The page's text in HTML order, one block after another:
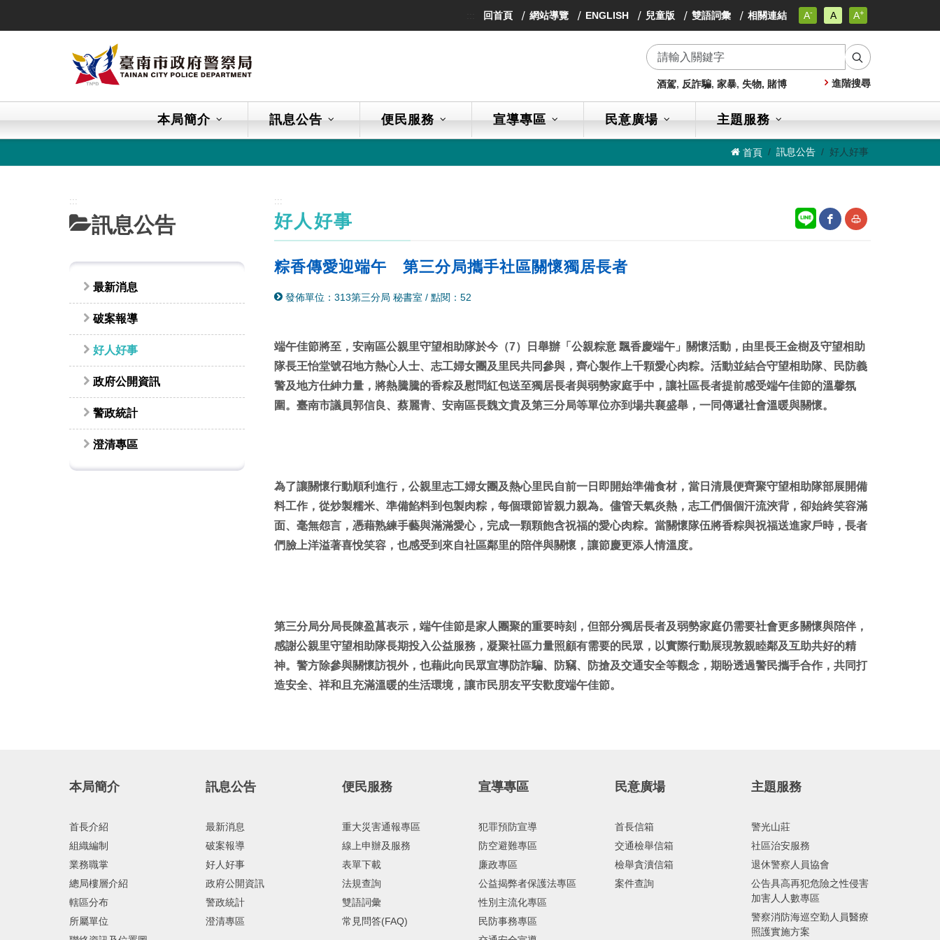
回首頁 網站導覽 ENGLISH 兒童版 雙語詞彙 相關連結 A-
小
級
A小
字
級
A+
小
字
級
尋
酒駕, 反詐騙, 家暴, 失物, 賭博 進階搜尋
本局簡介 訊息公告 便民服務 宣導專區 民意廣場 主題服務
首頁 訊息公告 好人好事
:::
訊息公告
最新消息
破案報導
好人好事
政府公開資訊
警政統計
澄清專區
:::
好人好事
至
facebook
粽香傳愛迎端午 第三分局攜手社區關懷獨居長者
發佈單位：313第三分局 秘書室 /點閱：52
端午佳節將至，安南區公親里守望相助隊於今（7）日舉辦「公親粽意 飄香慶端午」關懷活動，由里長王金樹及守望相助
隊長王怡堂號召地方熱心人士、志工婦女團及里民共同參與，齊心製作上千顆愛心肉粽。活動並結合守望相助隊、民防義
警及地方仕紳力量，將熱騰騰的香粽及慰問紅包送至獨居長者與弱勢家庭手中，讓社區長者提前感受端午佳節的溫馨氛
圍。臺南市議員郭信良、蔡麗青、安南區長魏文貴及第三分局等單位亦到場共襄盛舉，一同傳遞社會溫暖與關懷。
為了讓關懷行動順利進行，公親里志工婦女團及熱心里民自前一日即開始準備食材，當日清晨便齊聚守望相助隊部展開備
料工作，從炒製糯米、準備餡料到包製肉粽，每個環節皆親力親為。儘管天氣炎熱，志工們個個汗流浹背，卻始終笑容滿
面、毫無怨言，憑藉熟練手藝與滿滿愛心，完成一顆顆飽含祝福的愛心肉粽。當關懷隊伍將香粽與祝福送進家戶時，長者
們臉上洋溢著喜悅笑容，也感受到來自社區鄰里的陪伴與關懷，讓節慶更添人情溫度。
第三分局分局長陳盈菖表示，端午佳節是家人團聚的重要時刻，但部分獨居長者及弱勢家庭仍需要社會更多關懷與陪伴，
感謝公親里守望相助隊長期投入公益服務，凝聚社區力量照顧有需要的民眾，以實際行動展現敦親睦鄰及互助共好的精
神。警方除參與關懷訪視外，也藉此向民眾宣導防詐騙、防竊、防搶及交通安全等觀念，期盼透過警民攜手合作，共同打
造安全、祥和且充滿溫暖的生活環境，讓市民朋友平安歡度端午佳節。
本局簡介
首長介紹
組織編制
業務職掌
總局樓層介紹
轄區分布
所屬單位
訊息公告
最新消息
破案報導
好人好事
政府公開資訊
警政統計
澄清專區
便民服務
重大災害通報專區
線上申辦及服務
表單下載
法規查詢
雙語詞彙
常見問答(FAQ)
宣導專區
犯罪預防宣導
防空避難專區
廉政專區
公益揭弊者保護法專區
性別主流化專區
民防事務專區
民意廣場
首長信箱
交通檢舉信箱
檢舉貪瀆信箱
案件查詢
主題服務
警光山莊
社區治安服務
退休警察人員協會
公告具高再犯危險之性侵害
加害人人數專區
警察消防海巡空勤人員醫療
照護實施方案